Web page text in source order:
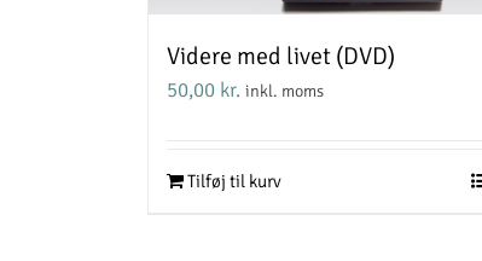
Videre med livet (DVD)
50,00 kr. inkl. moms
Tilføj til kurv